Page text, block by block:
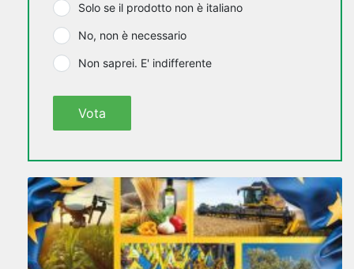
Solo se il prodotto non è italiano
No, non è necessario
Non saprei. E' indifferente
Vota